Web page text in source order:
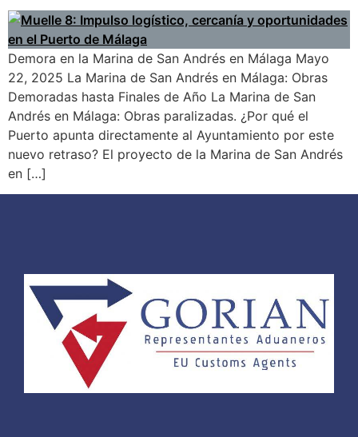
Demora en la Marina de San Andrés en Málaga Mayo
22, 2025 La Marina de San Andrés en Málaga: Obras
Demoradas hasta Finales de Año La Marina de San
Andrés en Málaga: Obras paralizadas. ¿Por qué el
Puerto apunta directamente al Ayuntamiento por este
nuevo retraso? El proyecto de la Marina de San Andrés
en […]